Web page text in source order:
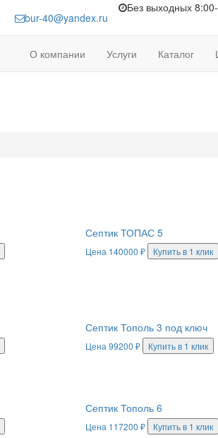
bur-40@yandex.ru
Без выходных
О компании Услуги Каталог
Септик ТОПАС 5
Цена 140000 ₽ Купить в 1 клик
Септик Тополь 3 под ключ
Цена 99200 ₽ Купить в 1 клик
Септик Тополь 6
Цена 117200 ₽ Купить в 1 клик